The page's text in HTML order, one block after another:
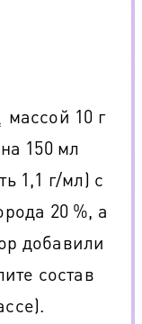
массой 10 г
150 мл
1,1 г/мл) с
20 %, а
добавили
состав